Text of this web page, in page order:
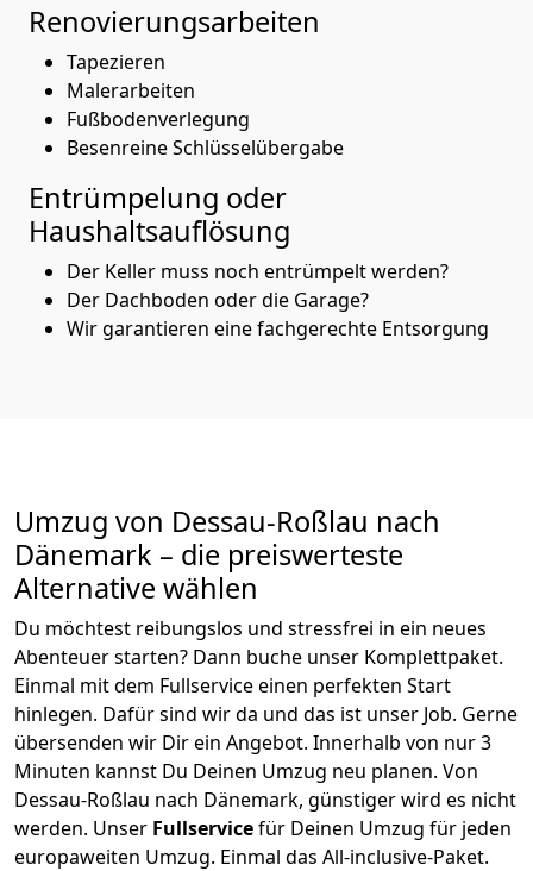
Renovierungsarbeiten
Tapezieren
Malerarbeiten
Fußbodenverlegung
Besenreine Schlüsselübergabe
Entrümpelung oder
Haushaltsauflösung
Der Keller muss noch entrümpelt werden?
Der Dachboden oder die Garage?
Wir garantieren eine fachgerechte Entsorgung
Umzug von Dessau-Roßlau nach
Dänemark – die preiswerteste
Alternative wählen
Du möchtest reibungslos und stressfrei in ein neues
Abenteuer starten? Dann buche unser Komplettpaket.
Einmal mit dem Fullservice einen perfekten Start
hinlegen. Dafür sind wir da und das ist unser Job. Gerne
übersenden wir Dir ein Angebot. Innerhalb von nur3
Minuten kannst Du Deinen Umzug neu planen. Von
Dessau-Roßlau nach Dänemark, günstiger wird es nicht
werden. Unser Fullservicefür Deinen Umzug für jeden
europaweiten Umzug. Einmal das All-inclusive-Paket.